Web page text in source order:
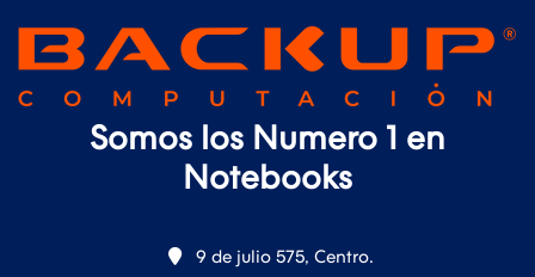
Somos los Numero 1 en
Notebooks
9 de julio 575, Centro.